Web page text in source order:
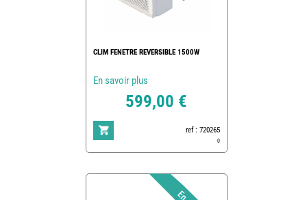
CLIM FENETRE REVERSIBLE 1500W
En savoir plus
599,00 €
ref : 720265
0